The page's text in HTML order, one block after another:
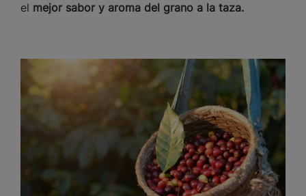
el mejor sabor y aroma del grano a la taza.